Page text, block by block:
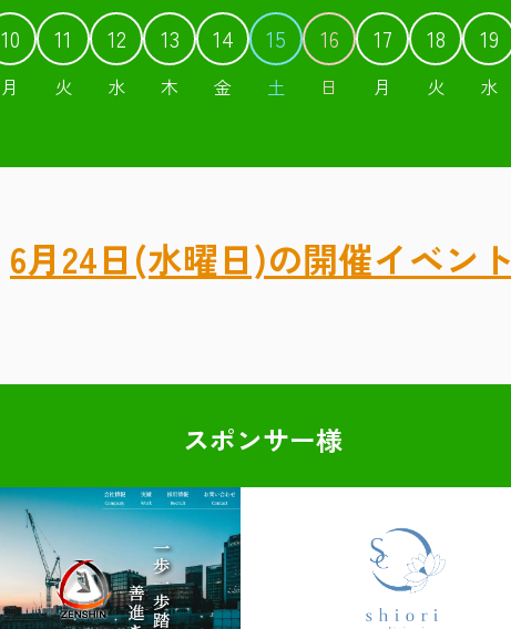
10
月
11
火
12
水
13
木
14
金
15
土
16
日
17
月
18
火
19
水
6月24日(水曜日)の開催イベン
スポンサー様